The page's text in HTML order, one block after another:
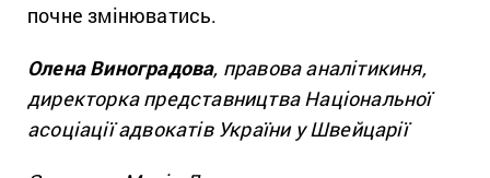
почне змінюватись.
Олена Виноградова, правова аналітикиня,
директорка представництва Національної
асоціації адвокатів України у Швейцарії